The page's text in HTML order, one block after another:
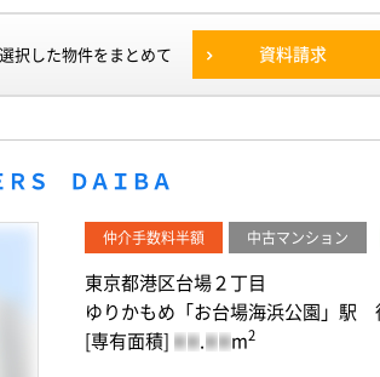
選択した物件をまとめて 資料請求
Ｓ ＤＡＩＢＡ
仲介手数料半額 中古マンション
東京都港区台場２丁目
ゆりかもめ「お台場海浜公園」駅
[専有面積] - - .- - m2